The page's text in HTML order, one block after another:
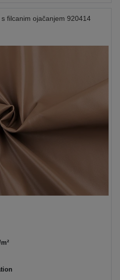
filcanim ojačanjem 920414